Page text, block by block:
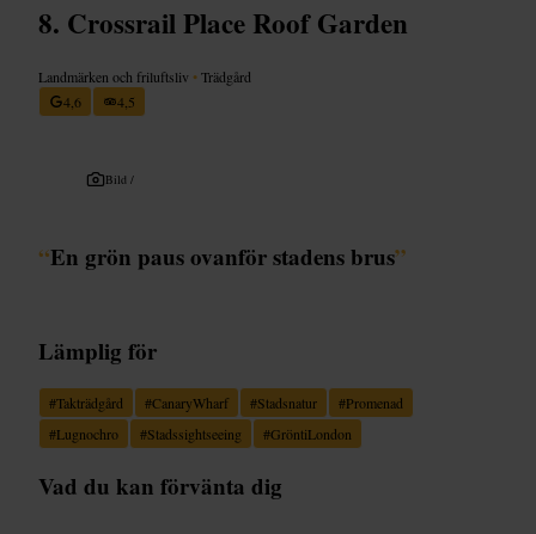
Crossrail Place Roof Garden
Landmärken och friluftsliv •Trädgård
4,6
4,5
Bild /
“En grön paus ovanför stadens brus”
Lämplig för
#Takträdgård #CanaryWharf #Stadsnatur #Promenad
#Lugnochro #Stadssightseeing #GröntiLondon
Vad du kan förvänta dig